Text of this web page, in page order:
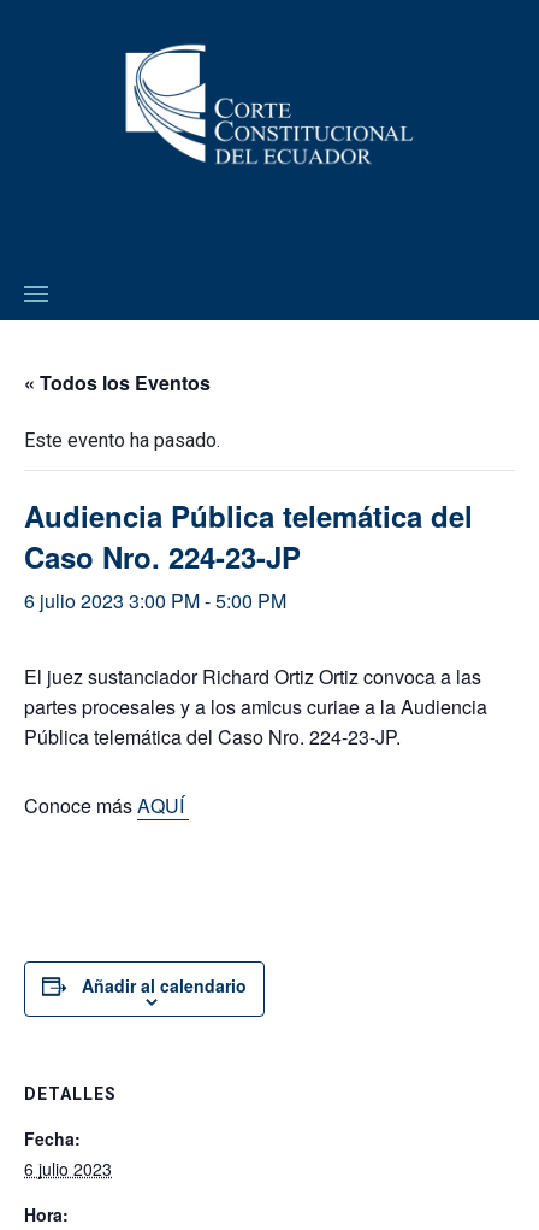
« Todos los Eventos
Este evento ha pasado.
Audiencia Pública telemática del
Caso Nro. 224-23-JP
6 julio 2023 3:00 PM-5:00 PM
El juez sustanciador Richard Ortiz Ortiz convoca a las
partes procesales y a los amicus curiae a la Audiencia
Pública telemática del Caso Nro. 224-23-JP.
Conoce másAQUÍ
Añadir al calendario
DETALLES
Fecha:
6 julio 2023
Hora: